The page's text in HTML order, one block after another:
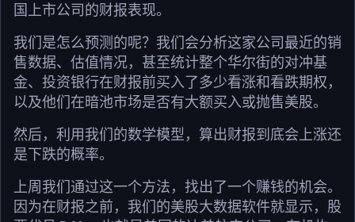
国上市公司的财报表现。
我们是怎么预测的呢？我们会分析这家公司最近的销
售数据、估值情况，甚至统计整个华尔街的对冲基
金、投资银行在财报前买入了多少看涨和看跌期权，
以及他们在暗池市场是否有大额买入或抛售美股。
然后，利用我们的数学模型，算出财报到底会上涨还
是下跌的概率。
上周我们通过这一个方法，找出了一个赚钱的机会。
因为在财报之前，我们的美股大数据软件就显示，股